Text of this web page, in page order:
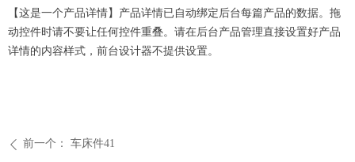
【这是一个产品详情】产品详情已自动绑定后台每篇产品的数据。拖
动控件时请不要让任何控件重叠。请在后台产品管理直接设置好产品
详情的内容样式，前台设计器不提供设置。
ꄴ 前一个： 车床件41